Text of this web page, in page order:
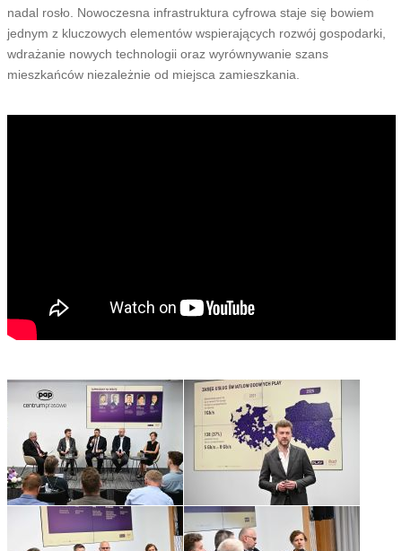
nadal rosło. Nowoczesna infrastruktura cyfrowa staje się bowiem
jednym z kluczowych elementów wspierających rozwój gospodarki,
wdrażanie nowych technologii oraz wyrównywanie szans
mieszkańców niezależnie od miejsca zamieszkania.